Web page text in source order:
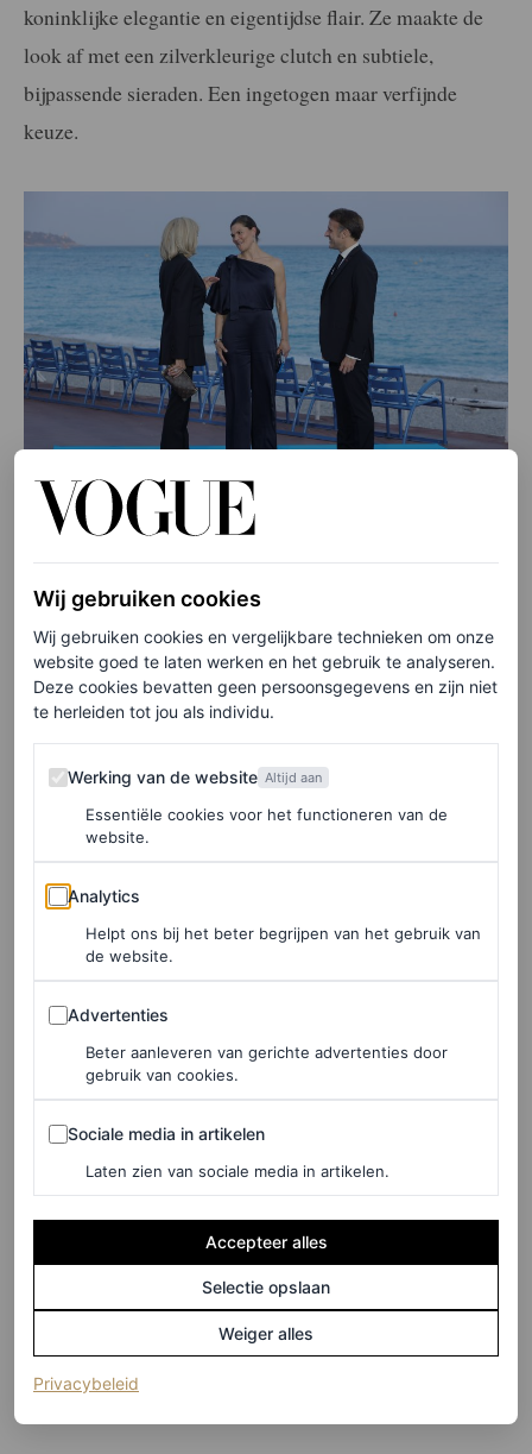
koninklijke elegantie en eigentijdse flair. Ze maakte de
look af met een zilverkleurige clutch en subtiele,
bijpassende sieraden. Een ingetogen maar verfijnde
keuze.
De jurk van prinses Victoria, en twee vergelijkbare
jurken, vind je hieronder.
Boss
©BOSS
Donkerblauwe jumpsuit met één schouder en strikhals, €
499
Boss
Wij gebruiken cookies
Wij gebruiken cookies en vergelijkbare technieken om onze
website goed te laten werken en het gebruik te analyseren.
Deze cookies bevatten geen persoonsgegevens en zijn niet
te herleiden tot jou als individu.
Werking van de website
Werking van de website Altijd aan
Essentiële cookies voor het functioneren van de
website.
Analytics
Analytics
Helpt ons bij het beter begrijpen van het gebruik van
de website.
Advertenties
Advertenties
Beter aanleveren van gerichte advertenties door
gebruik van cookies.
Sociale media in artikelen
Sociale media in artikelen
Laten zien van sociale media in artikelen.
Accepteer alles
Selectie opslaan
Weiger alles
Privacybeleid